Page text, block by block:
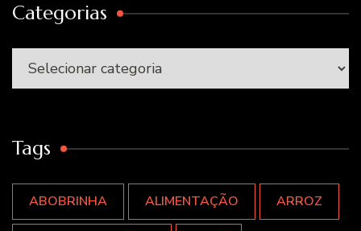
Categorias
Categorias
Tags
ABOBRINHA ALIMENTAÇÃO ARROZ